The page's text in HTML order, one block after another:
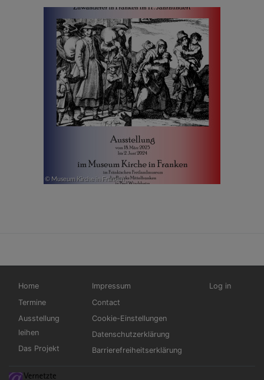
Hauptnavigation
Home
Termine
Ausstellung
leihen
Das Projekt
Fußbereichsmenü
Impressum
Contact
Cookie-Einstellungen
Datenschutzerklärung
Barrierefreiheitserklärung
Log in